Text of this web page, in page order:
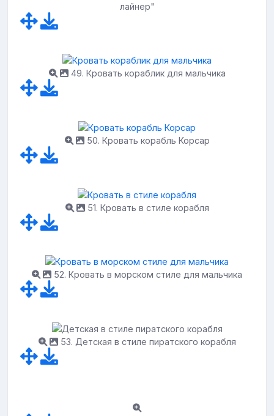
лайнер"
49. Кровать кораблик для мальчика
50. Кровать корабль Корсар
51. Кровать в стиле корабля
52. Кровать в морском стиле для мальчика
53. Детская в стиле пиратского корабля